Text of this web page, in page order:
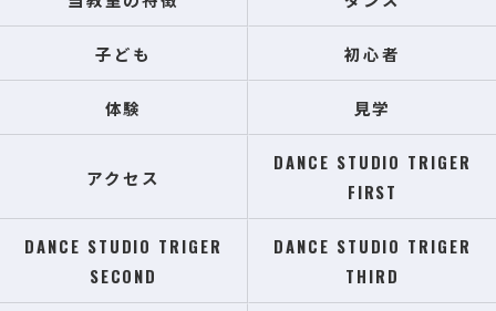
子ども 初心者
体験 見学
アクセス
DANCE STUDIO TRIGER
FIRST
DANCE STUDIO TRIGER
SECOND
DANCE STUDIO TRIGER
THIRD